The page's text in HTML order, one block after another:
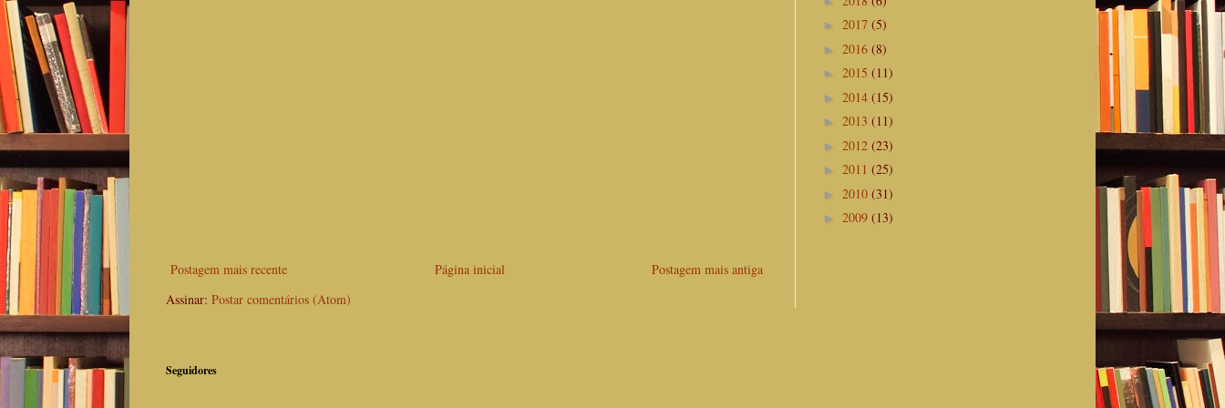
Postagem mais recente Postagem mais antiga
Página inicial
Assinar: Postar comentários (Atom)
► 2017 (5)
► 2016 (8)
► 2015 (11)
► 2014 (15)
► 2013 (11)
► 2012 (23)
► 2011 (25)
► 2010 (31)
► 2009 (13)
Seguidores